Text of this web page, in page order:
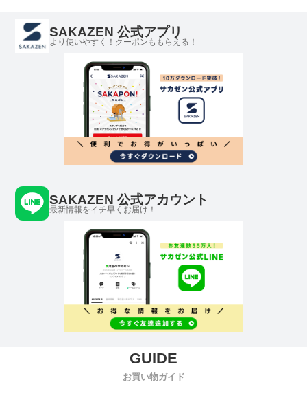
SAKAZEN 公式アプリ
より使いやすく！クーポンももらえる！
SAKAZEN 公式アカウント
最新情報をイチ早くお届け！
お買い物ガイド